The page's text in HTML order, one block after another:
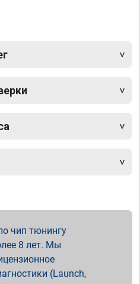
чип тюнингу
8 лет. Мы
(Launch,